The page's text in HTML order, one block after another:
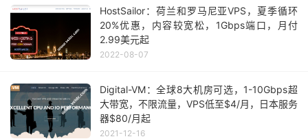
HostSailor：荷兰和罗马尼亚VPS，夏季循环
20%优惠，内容较宽松，1Gbps端口，月付
2.99美元起
2022-08-07
Digital-VM：全球8大机房可选，1-10Gbps超
大带宽，不限流量，VPS低至$4/月，日本服务
器$80/月起
2021-12-16